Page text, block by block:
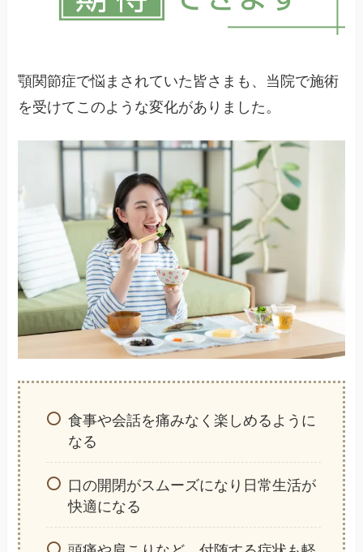
顎関節症で悩まされていた皆さまも、当院で施術
を受けてこのような変化がありました。
食事や会話を痛みなく楽しめるように
なる
口の開閉がスムーズになり日常生活が
快適になる